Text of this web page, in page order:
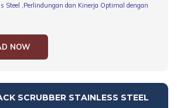
Steel ,Perlindungan dan Kinerja Optimal dengan
NOW
SCRUBBER STAINLESS STEEL